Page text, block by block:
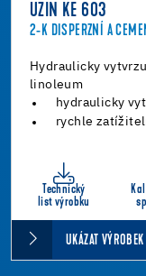
UZIN KE 603
2-K DISPERZNÍ A
Hydraulicky
linoleum
hydraulicky
rychle
Technický
list výrobku
UKÁZAT VÝROBEK